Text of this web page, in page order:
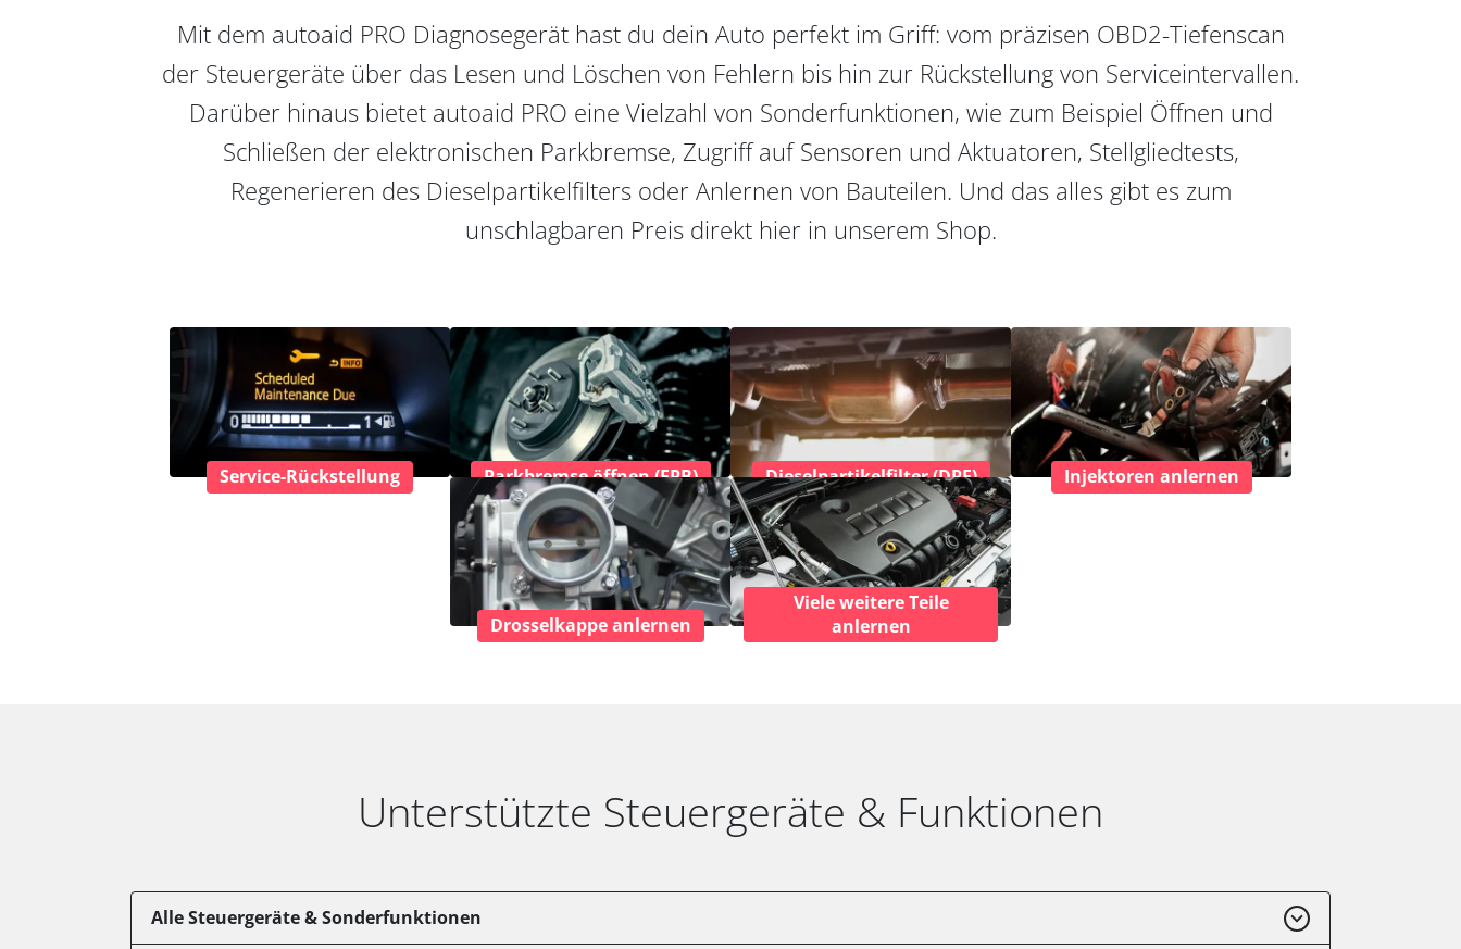
Mit dem autoaid PRO Diagnosegerät hast du dein Auto perfekt im Griff: vom präzisen OBD2-Tiefenscan
der Steuergeräte über das Lesen und Löschen von Fehlern bis hin zur Rückstellung von Serviceintervallen.
Darüber hinaus bietet autoaid PRO eine Vielzahl von Sonderfunktionen, wie zum Beispiel Öffnen und
Schließen der elektronischen Parkbremse, Zugriff auf Sensoren und Aktuatoren, Stellgliedtests,
Regenerieren des Dieselpartikelfilters oder Anlernen von Bauteilen. Und das alles gibt es zum
unschlagbaren Preis direkt hier in unserem Shop.
Service-Rückstellung Parkbremse öffnen (EPB) Dieselpartikelfilter (DPF) Injektoren anlernen
Drosselkappe anlernen
Viele weitere Teile
anlernen
Unterstützte Steuergeräte & Funktionen
Alle Steuergeräte & Sonderfunktionen